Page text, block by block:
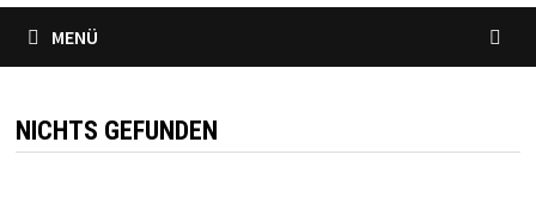
MENÜ
NICHTS GEFUNDEN